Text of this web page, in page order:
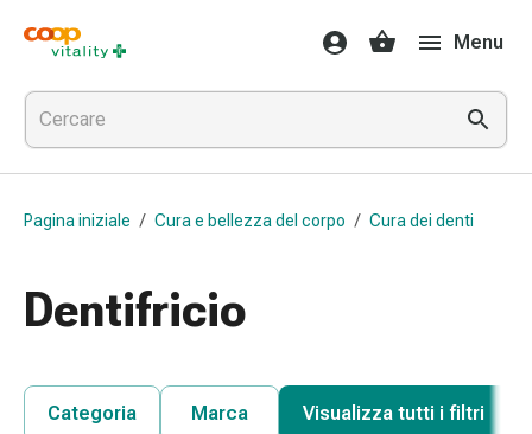
Farmaci
e
salute
Influenza
e
raffreddore
per
gola
Farmaci
Menu
Pagina iniziale / Cura e bellezza del corpo / Cura dei denti
Dentifricio
Categoria Marca
Visualizza tutti i filtri